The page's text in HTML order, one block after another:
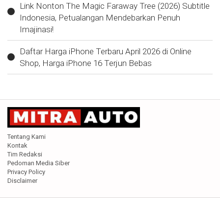
Link Nonton The Magic Faraway Tree (2026) Subtitle
Indonesia, Petualangan Mendebarkan Penuh
Imajinasi!
Daftar Harga iPhone Terbaru April 2026 di Online
Shop, Harga iPhone 16 Terjun Bebas
Tentang Kami
Kontak
Tim Redaksi
Pedoman Media Siber
Privacy Policy
Disclaimer